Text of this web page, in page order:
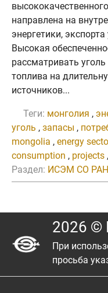
направлена на
энергетики,
Высокая
рассматривать
топлива на
источников...
Теги: монголия ,
уголь , запасы ,
mongolia , energy
consumption , projects ,
Раздел: ИСЭМ СО РАН
2026
При
просьба